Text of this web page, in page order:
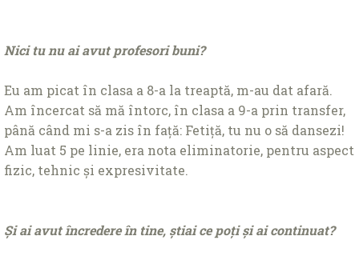
Nici tu nu ai avut profesori buni?
Eu am picat în clasa a 8-a la treaptă, m-au dat afară.
Am încercat să mă întorc, în clasa a 9-a prin transfer,
până când mi s-a zis în față: Fetiță, tu nu o să dansezi!
Am luat 5 pe linie, era nota eliminatorie, pentru aspect
fizic, tehnic și expresivitate.
Și ai avut încredere în tine, știai ce poți și ai continuat?